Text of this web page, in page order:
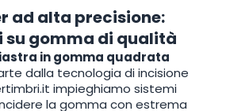
ad alta precisione:
gomma di qualità
in gomma quadrata
dalla tecnologia di incisione
impieghiamo sistemi
la gomma con estrema